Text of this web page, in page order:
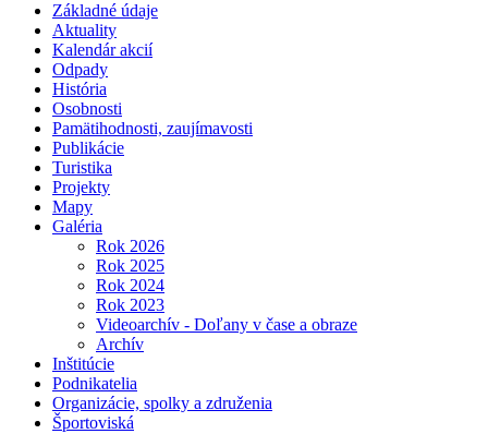
Základné údaje
Aktuality
Kalendár akcií
Odpady
História
Osobnosti
Pamätihodnosti, zaujímavosti
Publikácie
Turistika
Projekty
Mapy
Galéria
Rok 2026
Rok 2025
Rok 2024
Rok 2023
Videoarchív - Doľany v čase a obraze
Archív
Inštitúcie
Podnikatelia
Organizácie, spolky a združenia
Športoviská